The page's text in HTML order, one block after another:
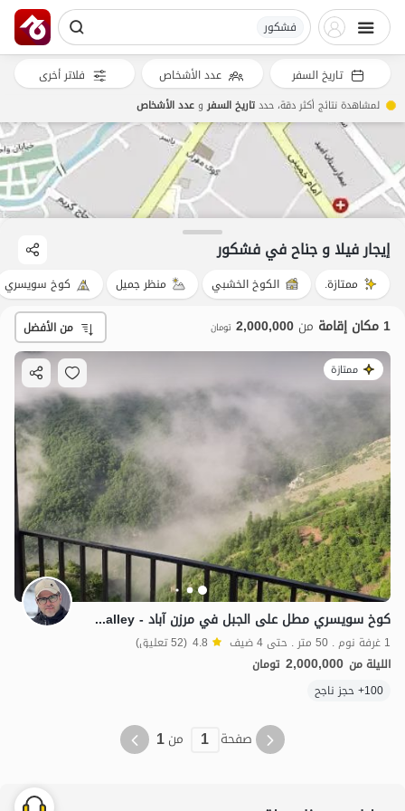
فشکور
مليون ت 4.8
إيجار فيلا و جناح في فشکور
ممتازة. الكوخ الخشبي منظر جميل كوخ سويسري
1 مكان إقامة من 2,000,000 تومان من الأفضل
ممتازة
كوخ سويسري مطل على الجبل في مرزن آباد - Kans Valley
1 غرفة نوم . 50 متر . حتى 4 ضيف 4.8 (52 تعليق)
الليلة من 2,000,000 تومان
100+ حجز ناجح
صفحة 1 من1
تاريخ السفر عدد الأشخاص فلاتر أخرى
لمشاهدة نتائج أكثر دقة، حددتاريخ السفروعدد الأشخاص